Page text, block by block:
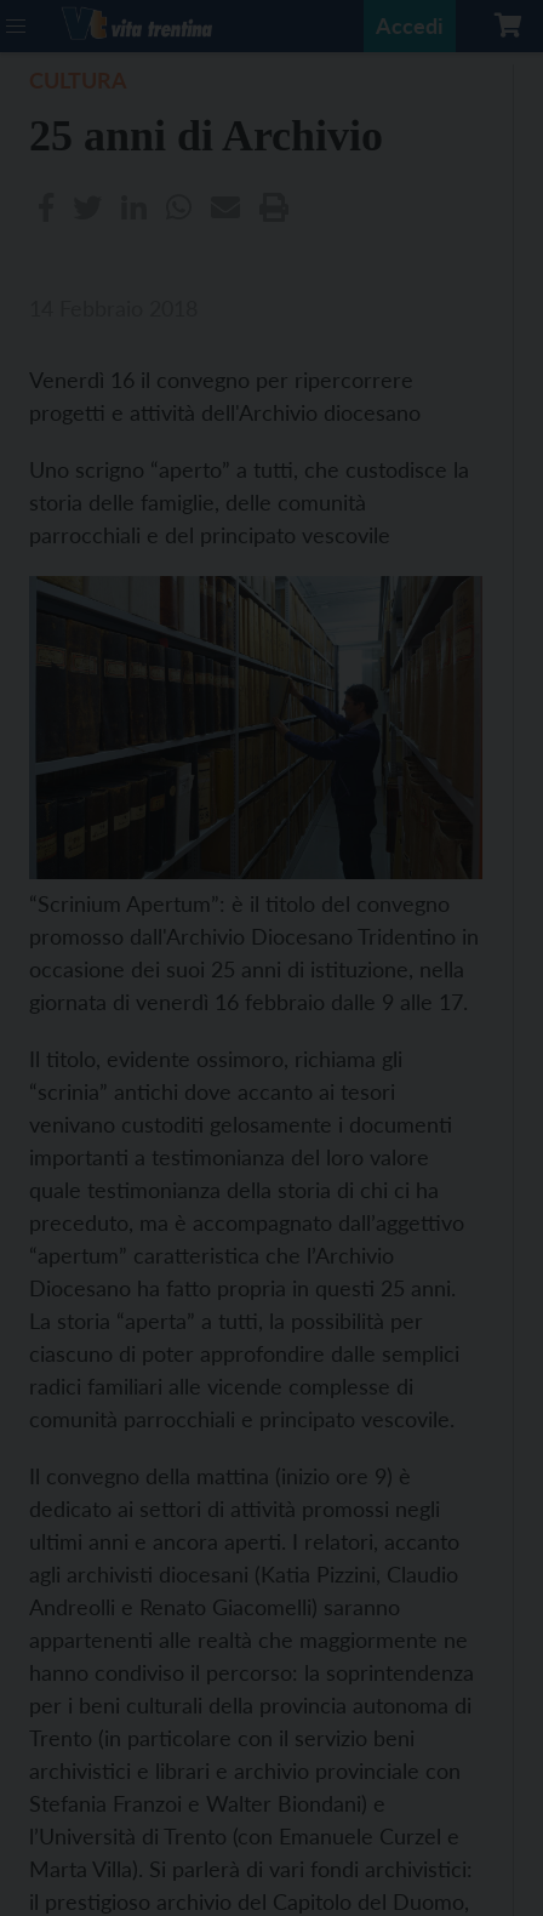
Accedi
25 anni di Archivio
Venerdì 16 il convegno per ripercorrere
progetti e attività dell'Archivio diocesano
Uno scrigno “aperto” a tutti, che custodisce la
storia delle famiglie, delle comunità
parrocchiali e del principato vescovile
“Scrinium Apertum”: è il titolo del convegno
promosso dall'Archivio Diocesano Tridentino in
occasione dei suoi 25 anni di istituzione, nella
giornata di venerdì 16 febbraio dalle 9 alle 17.
Il titolo, evidente ossimoro, richiama gli
“scrinia” antichi dove accanto ai tesori
venivano custoditi gelosamente i documenti
importanti a testimonianza del loro valore
quale testimonianza della storia di chi ci ha
preceduto, ma è accompagnato dall’aggettivo
“apertum” caratteristica che l’Archivio
Diocesano ha fatto propria in questi 25 anni.
La storia “aperta” a tutti, la possibilità per
ciascuno di poter approfondire dalle semplici
radici familiari alle vicende complesse di
comunità parrocchiali e principato vescovile.
Il convegno della mattina (inizio ore 9) è
dedicato ai settori di attività promossi negli
ultimi anni e ancora aperti. I relatori, accanto
agli archivisti diocesani (Katia Pizzini, Claudio
Andreolli e Renato Giacomelli) saranno
appartenenti alle realtà che maggiormente ne
hanno condiviso il percorso: la soprintendenza
per i beni culturali della provincia autonoma di
Trento (in particolare con il servizio beni
archivistici e librari e archivio provinciale con
Stefania Franzoi e Walter Biondani) e
l’Università di Trento (con Emanuele Curzel e
Marta Villa). Si parlerà di vari fondi archivistici:
il prestigioso archivio del Capitolo del Duomo,